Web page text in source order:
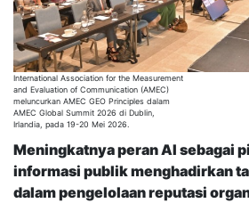
International Association for the Measurement
and Evaluation of Communication (AMEC)
meluncurkan AMEC GEO Principles dalam
AMEC Global Summit 2026 di Dublin,
Irlandia, pada 19-20 Mei 2026.
Meningkatnya peran AI sebagai
informasi publik menghadirkan
dalam pengelolaan reputasi